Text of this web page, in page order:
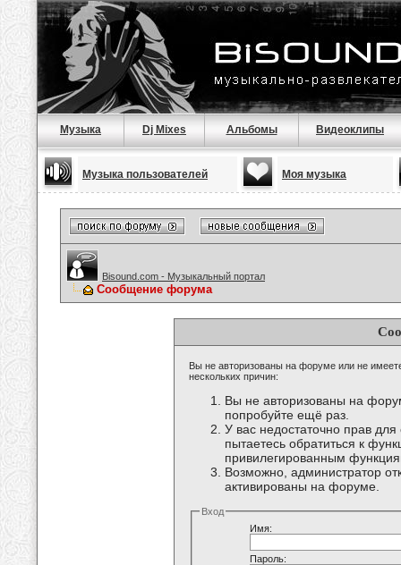
Музыка Dj Mixes Альбомы Видеоклипы
Музыка пользователей Моя музыка
Bisound.com - Музыкальный портал
Сообщение форума
Вы не авторизованы на форуме или не
нескольких причин:
Вы не авторизованы на
попробуйте ещё раз.
У вас недостаточно прав
пытаетесь обратиться к
привилегированным
Возможно, администратор
активированы на форуме.
Вход
Имя:
Пароль: